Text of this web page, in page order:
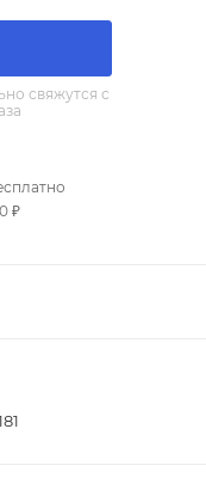
свяжутся с
₽